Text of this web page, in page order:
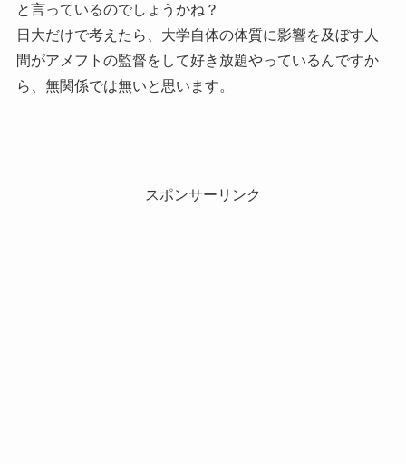
と言っているのでしょうかね？
日大だけで考えたら、大学自体の体質に影響を及ぼす人
間がアメフトの監督をして好き放題やっているんですか
ら、無関係では無いと思います。
スポンサーリンク